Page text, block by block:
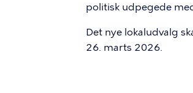
politisk udpegede
Det nye lokaludvalg
26. marts 2026.